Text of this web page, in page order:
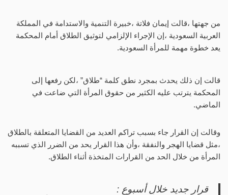
من جهتها ،قالت إيمان فلاتة ،خبيرة التنمية والاستدامة في المملكة
العربية السعودية ،إن الإجراء الإلزامي لتوثيق الطلاق أمام المحكمة
يعد خطوة مهمة للمرأة السعودية.
قالت إن ذلك يحدث بمجرد نطق كلمة “طلاق” ،لكن رفعها إلى
المحكمة يترتب عليه الكثير من حقوق المرأة التي ضاعت في
الماضي.
وقالت إن القرار جاء بسبب تراكم العديد من القضايا المتعلقة بالطلاق
،مثل قضايا الهجر والنفقة ،وأن هذا القرار يحد من الضرر الذي تسببه
المرأة من خلال الحد من القرارات المتخذة أثناء الطلاق.
قرار جديد خلال أسبوع :